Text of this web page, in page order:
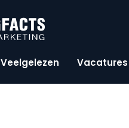
Veelgelezen Vacatures